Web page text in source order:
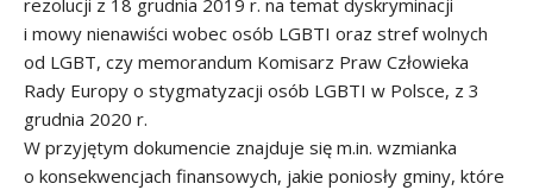
rezolucji z 18 grudnia 2019 r. na temat dyskryminacji
i mowy nienawiści wobec osób LGBTI oraz stref wolnych
od LGBT, czy memorandum Komisarz Praw Człowieka
Rady Europy o stygmatyzacji osób LGBTI w Polsce, z 3
grudnia 2020 r.
W przyjętym dokumencie znajduje się m.in. wzmianka
o konsekwencjach finansowych, jakie poniosły gminy, które